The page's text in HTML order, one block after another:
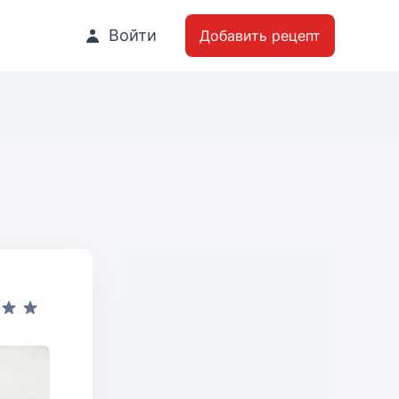
Войти Добавить рецепт